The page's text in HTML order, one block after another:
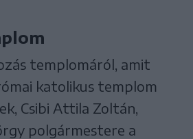
templomáról, amit
katolikus templom
Csibi Attila Zoltán,
polgármestere a